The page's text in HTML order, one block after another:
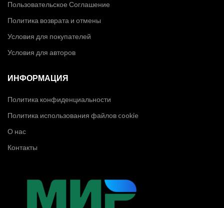
Пользовательское Соглашение
Политика возврата и отмены
Условия для покупателей
Условия для авторов
ИНФОРМАЦИЯ
Политика конфиденциальности
Политика использования файлов cookie
О нас
Контакты